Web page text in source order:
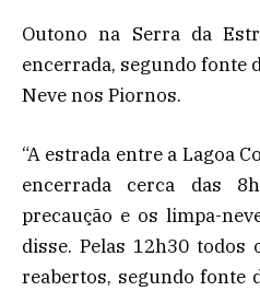
Outono na Serra da
encerrada, segundo fonte
Neve nos Piornos.
“A estrada entre a Lagoa
encerrada cerca das
precaução e os limpa-
disse. Pelas 12h30 todos
reabertos, segundo fonte